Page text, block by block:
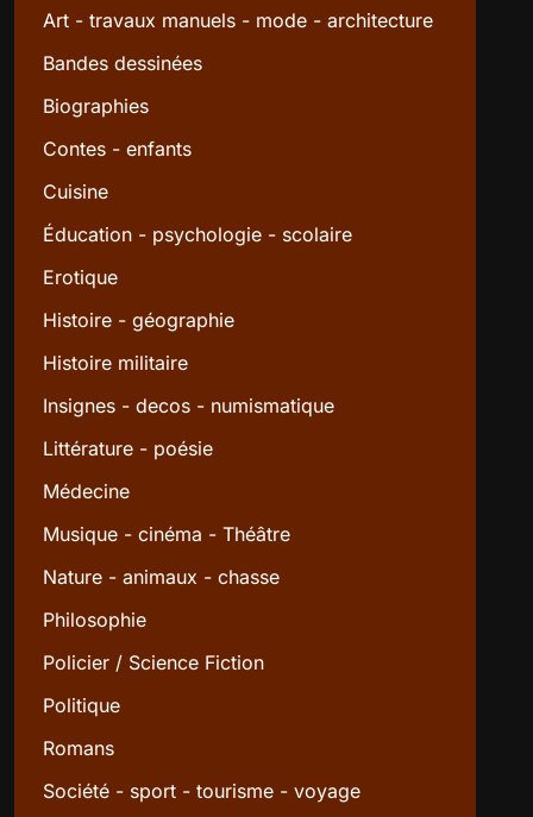
Art - travaux manuels - mode - architecture
Bandes dessinées
Biographies
Contes - enfants
Cuisine
Éducation - psychologie - scolaire
Erotique
Histoire - géographie
Histoire militaire
Insignes - decos - numismatique
Littérature - poésie
Médecine
Musique - cinéma - Théâtre
Nature - animaux - chasse
Philosophie
Policier / Science Fiction
Politique
Romans
Société - sport - tourisme - voyage